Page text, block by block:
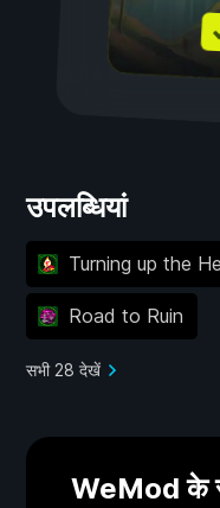
उपलब्धियां
Turning up the
Road to Ruin
सभी 28 देखें
WeMod के